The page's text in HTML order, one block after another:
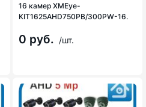
16 камер XMEye-
KIT1625AHD750PB/300PW-16.
0 руб. /шт.